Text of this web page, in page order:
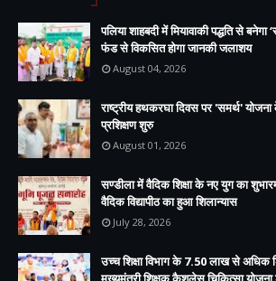
पलिया शाहबदी में मियावाकी पद्धति से
फंड से विकसित होगा जानकी जलाशय
August 04, 2026
राष्ट्रीय हथकरघा दिवस पर 'समर्थ'
प्रशिक्षण शुरु
August 01, 2026
सण्डीला में वैदिक शिक्षा के नए युग का
वैदिक विद्यापीठ का हुआ शिलान्यास
July 28, 2026
उच्च शिक्षा विभाग के 7.50 लाख से अधिक